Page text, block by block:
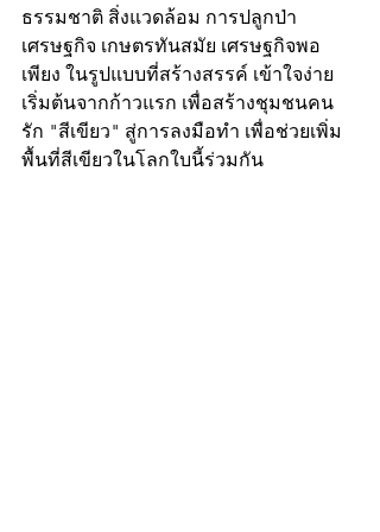
ธรรมชาติ สิ่งแวดล้อม การปลูกป่า
เศรษฐกิจ เกษตรทันสมัย เศรษฐกิจพอ
เพียง ในรูปแบบที่สร้างสรรค์ เข้าใจง่าย
เริ่มต้นจากก้าวแรก เพื่อสร้างชุมชนคน
รัก "สีเขียว" สู่การลงมือทำ เพื่อช่วยเพิ่ม
พื้นที่สีเขียวในโลกใบนี้ร่วมกัน